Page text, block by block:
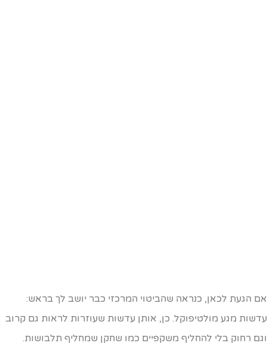
הגעת לכאן, כנראה שהביטוי המרכזי כבר יושב לך בראש:
מגע מולטיפוקל. כן, אותן עדשות שעוזרות לראות גם קרוב
רחוק בלי להחליף משקפיים כמו שחקן שמחליף תלבושות.